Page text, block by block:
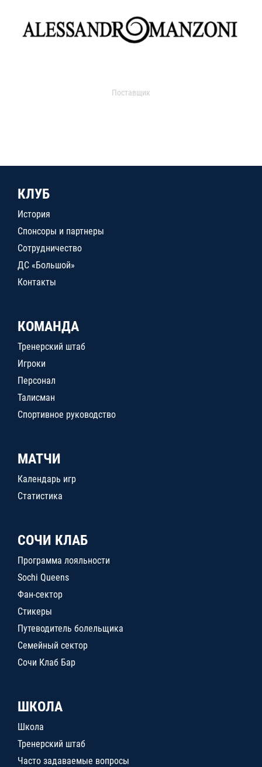
Поставщик
КЛУБ
История
Спонсоры и партнеры
Сотрудничество
ДС «Большой»
Контакты
КОМАНДА
Тренерский штаб
Игроки
Персонал
Талисман
Спортивное руководство
МАТЧИ
Календарь игр
Статистика
СОЧИ КЛАБ
Программа лояльности
Sochi Queens
Фан-сектор
Стикеры
Путеводитель болельщика
Семейный сектор
Сочи Клаб Бар
ШКОЛА
Школа
Тренерский штаб
Часто задаваемые вопросы